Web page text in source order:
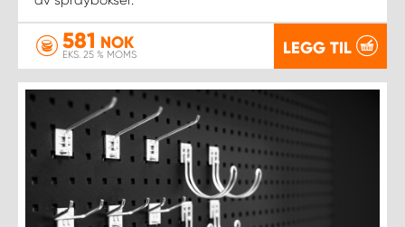
581 NOK
EKS. 25 % MOMS LEGG TIL